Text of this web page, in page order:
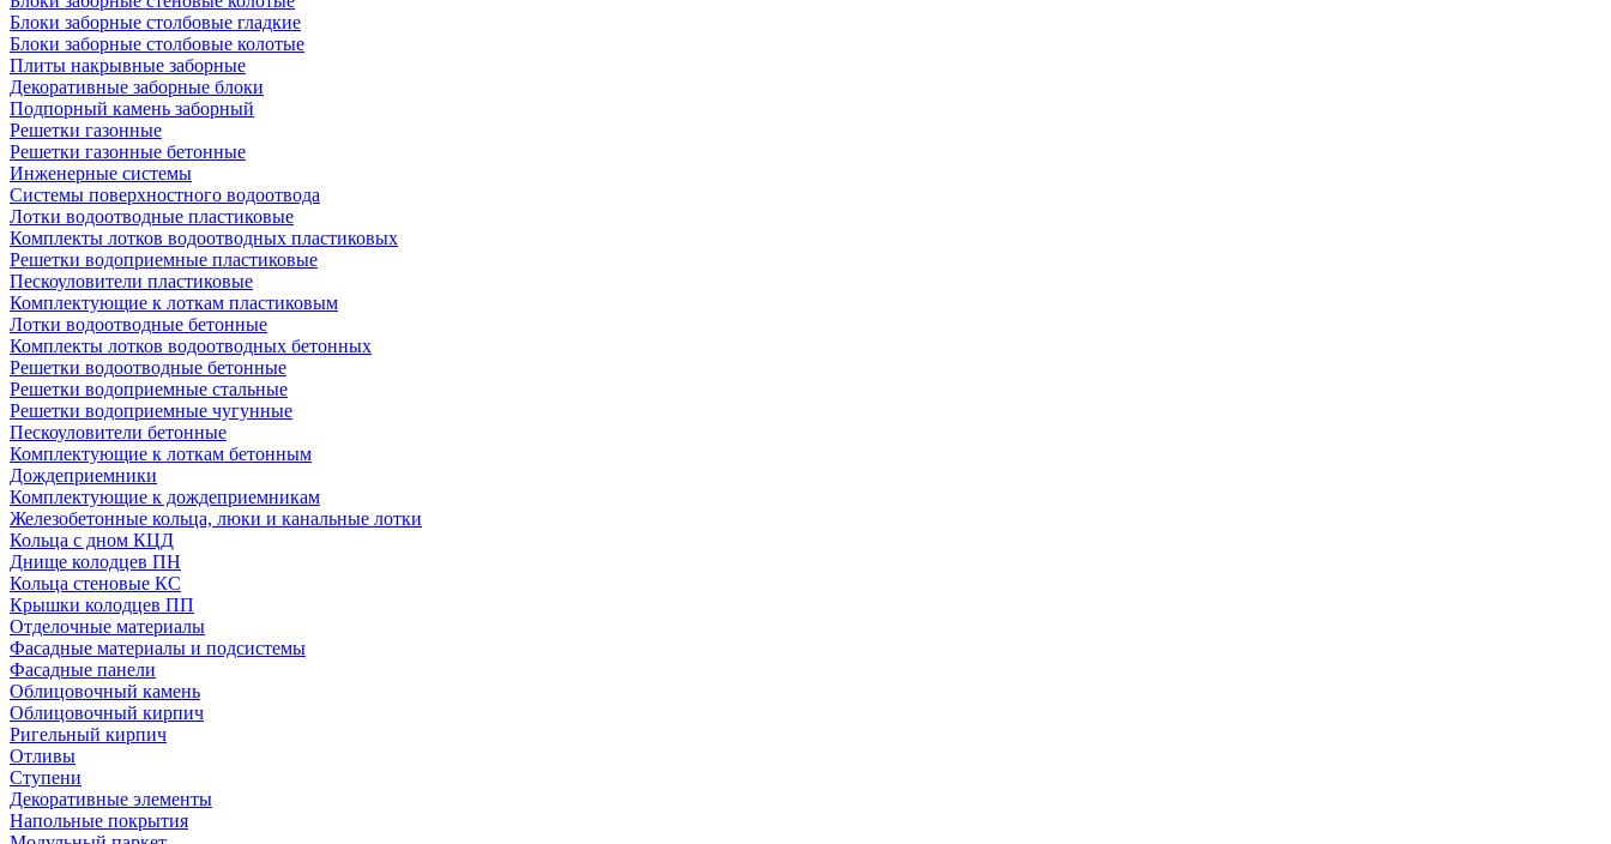
Блоки заборные столбовые гладкие
Блоки заборные столбовые колотые
Плиты накрывные заборные
Декоративные заборные блоки
Подпорный камень заборный
Решетки газонные
Решетки газонные бетонные
Инженерные системы
Системы поверхностного водоотвода
Лотки водоотводные пластиковые
Комплекты лотков водоотводных пластиковых
Решетки водоприемные пластиковые
Пескоуловители пластиковые
Комплектующие к лоткам пластиковым
Лотки водоотводные бетонные
Комплекты лотков водоотводных бетонных
Решетки водоотводные бетонные
Решетки водоприемные стальные
Решетки водоприемные чугунные
Пескоуловители бетонные
Комплектующие к лоткам бетонным
Дождеприемники
Комплектующие к дождеприемникам
Железобетонные кольца, люки и канальные лотки
Кольца с дном КЦД
Днище колодцев ПН
Кольца стеновые КС
Крышки колодцев ПП
Отделочные материалы
Фасадные материалы и подсистемы
Фасадные панели
Облицовочный камень
Облицовочный кирпич
Ригельный кирпич
Отливы
Ступени
Декоративные элементы
Напольные покрытия